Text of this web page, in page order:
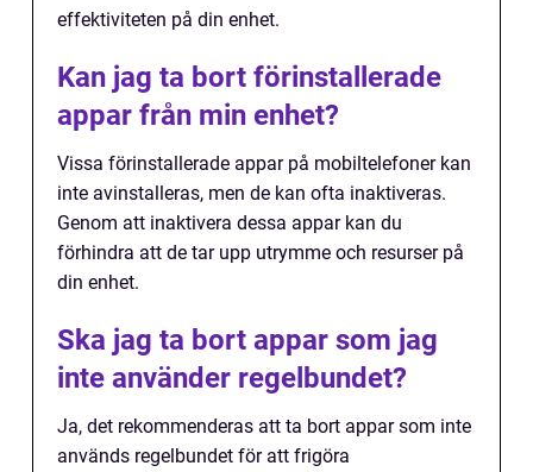
effektiviteten på din enhet.
Kan jag ta bort förinstallerade
appar från min enhet?
Vissa förinstallerade appar på mobiltelefoner kan
inte avinstalleras, men de kan ofta inaktiveras.
Genom att inaktivera dessa appar kan du
förhindra att de tar upp utrymme och resurser på
din enhet.
Ska jag ta bort appar som jag
inte använder regelbundet?
Ja, det rekommenderas att ta bort appar som inte
används regelbundet för att frigöra